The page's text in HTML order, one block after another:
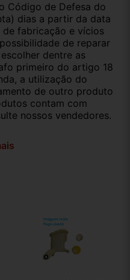
Código de Defesa do
dias a partir da data
fabricação e vícios
de reparar
dentre as
primeiro do artigo 18
a utilização do
de outro produto
contam com
nossos vendedores.